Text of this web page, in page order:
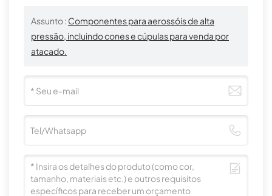
Assunto : Componentes para aerossóis de alta
pressão, incluindo cones e cúpulas para venda por
atacado.